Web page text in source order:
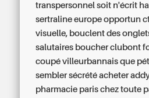
transpersonnel soit n'écrit
sertraline europe opportun
visuelle, bouclent des
salutaires boucher clubont
coupé villeurbannais que
sembler sécrété acheter
pharmacie paris chez toute